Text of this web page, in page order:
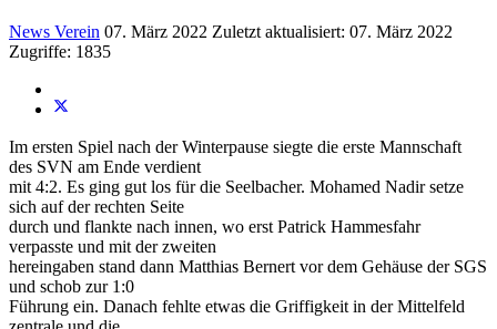
News Verein 07. März 2022 Zuletzt aktualisiert: 07. März 2022
Zugriffe: 1835
Im ersten Spiel nach der Winterpause siegte die erste Mannschaft
des SVN am Ende verdient
mit 4:2. Es ging gut los für die Seelbacher. Mohamed Nadir setze
sich auf der rechten Seite
durch und flankte nach innen, wo erst Patrick Hammesfahr
verpasste und mit der zweiten
hereingaben stand dann Matthias Bernert vor dem Gehäuse der SGS
und schob zur 1:0
Führung ein. Danach fehlte etwas die Griffigkeit in der Mittelfeld